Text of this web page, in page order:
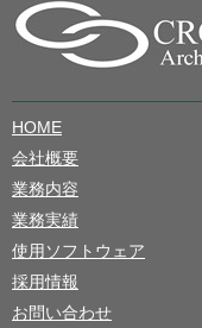
HOME
会社概要
業務内容
業務実績
使用ソフトウェア
採用情報
お問い合わせ